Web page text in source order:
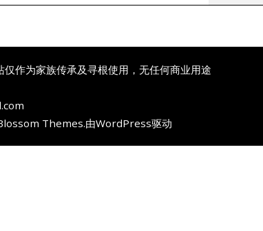
仅作为家族传承及寻根使用，无任何商业用途
Themes.由WordPress驱动